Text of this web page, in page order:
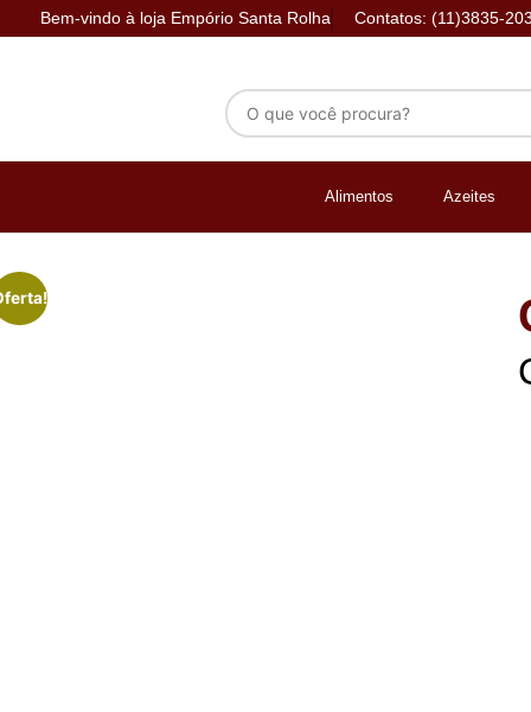
Bem-vindo à loja Empório Santa Rolha Contatos: (11)3835-
Alimentos Azeites